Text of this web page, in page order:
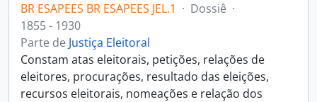
BR ESAPEES BR ESAPEES JEL.1 · Dossiê ·
1855 - 1930
Parte de Justiça Eleitoral
Constam atas eleitorais, petições, relações de
eleitores, procurações, resultado das eleições,
recursos eleitorais, nomeações e relação dos